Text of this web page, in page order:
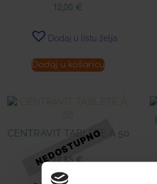
12,00 €
Dodaj u listu želja
Dodaj u košaricu
CENTRAVIT TABLETE Á 50
12,85€